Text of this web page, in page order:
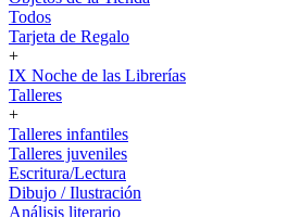
Todos
Tarjeta de Regalo
+
IX Noche de las Librerías
Talleres
+
Talleres infantiles
Talleres juveniles
Escritura/Lectura
Dibujo / Ilustración
Análisis literario